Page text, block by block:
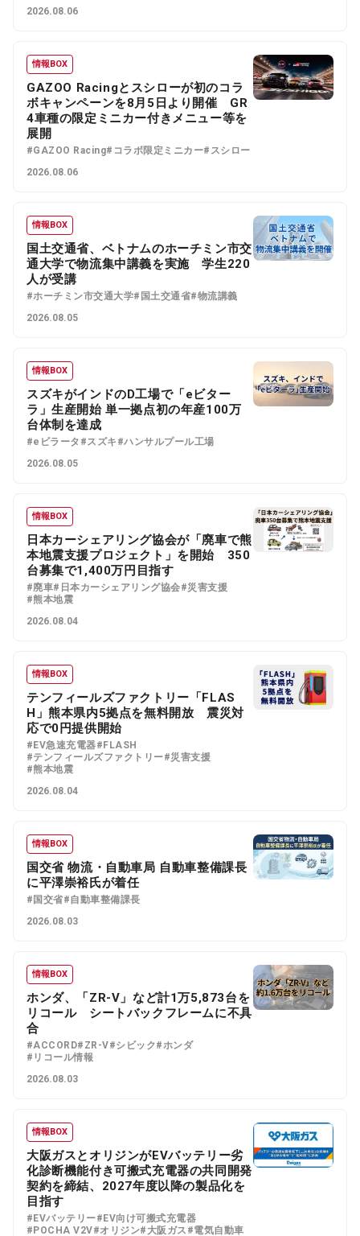
2026.08.06
情報BOX
GAZOO Racingとスシローが初のコラ
ボキャンペーンを8月5日より開催 GR
4車種の限定ミニカー付きメニュー等を
展開
#GAZOO Racing#コラボ限定ミニカー#スシロー
2026.08.06
情報BOX
国土交通省、ベトナムのホーチミン市交
通大学で物流集中講義を実施 学生220
人が受講
#ホーチミン市交通大学#国土交通省#物流講義
2026.08.05
情報BOX
スズキがインドのD工場で「eビター
ラ」生産開始 単一拠点初の年産100万
台体制を達成
#eビラータ #スズキ #ハンサルプール工場
2026.08.05
情報BOX
日本カーシェアリング協会が「廃車で熊
本地震支援プロジェクト」を開始 350
台募集で1,400万円目指す
#廃車#日本カーシェアリング協会#災害支援
#熊本地震
2026.08.04
情報BOX
テンフィールズファクトリー「FLAS
H」熊本県内5拠点を無料開放 震災対
応で0円提供開始
#EV急速充電器#FLASH
#テンフィールズファクトリー#災害支援
#熊本地震
2026.08.04
情報BOX
国交省 物流・自動車局 自動車整備課長
に平澤崇裕氏が着任
#国交省#自動車整備課長
2026.08.03
情報BOX
ホンダ、「ZR-V」など計1万5,873台を
リコール シートバックフレームに不具
合
#ACCORD#ZR-V#シビック#ホンダ
#リコール情報
2026.08.03
情報BOX
大阪ガスとオリジンがEVバッテリー劣
化診断機能付き可搬式充電器の共同開発
契約を締結、2027年度以降の製品化を
目指す
#EVバッテリー#EV向け可搬式充電器
#POCHA V2V#オリジン#大阪ガス #電気自動車